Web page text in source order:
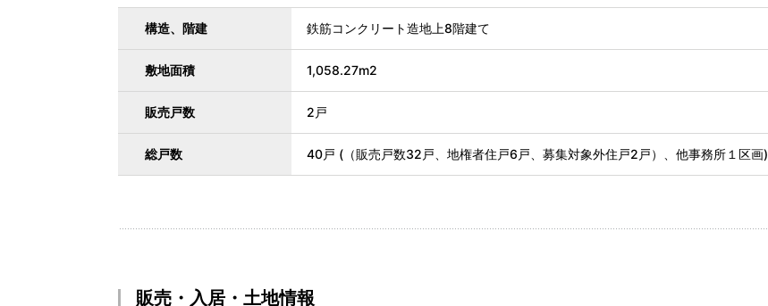
構造、階建 鉄筋コンクリート造地上8階建て
敷地面積 1,058.27m2
販売戸数 2戸
総戸数 40戸 (（販売戸数32戸、地権者住戸6戸、募集対象外住戸2戸）、他事務所１区画)
販売・入居・土地情報